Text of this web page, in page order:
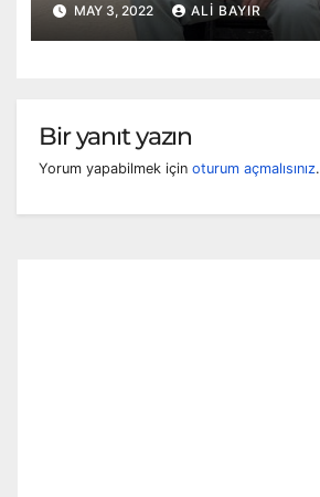
MAY 3, 2022 ALI BAYIR
Bir yanıt yazın
Yorum yapabilmek için oturum açmalısınız.